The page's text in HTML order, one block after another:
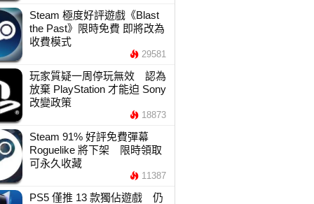
Steam 極度好評遊戲《Blast
the Past》限時免費 即將改為
收費模式
29581
玩家質疑一周停玩無效 認為
放棄 PlayStation 才能迫 Sony
改變政策
18873
Steam 91% 好評免費彈幕
Roguelike 將下架 限時領取
可永久收藏
11387
PS5 僅推 13 款獨佔遊戲 仍